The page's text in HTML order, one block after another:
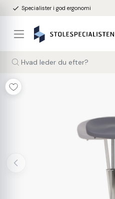
done Specialister i god ergonomi
Hvad leder du efter?